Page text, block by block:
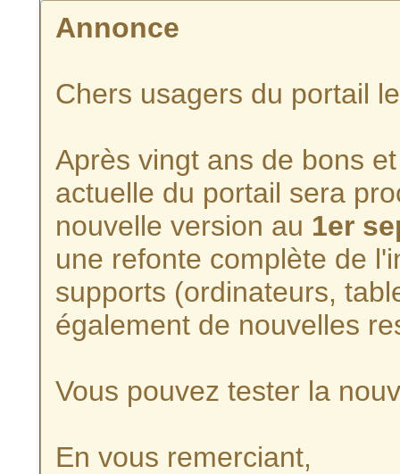
Annonce
Chers usagers du portail
Après vingt ans de bons
actuelle du portail sera
nouvelle version au 1er
une refonte complète de
supports (ordinateurs,
également de nouvelles
Vous pouvez tester la
En vous remerciant,